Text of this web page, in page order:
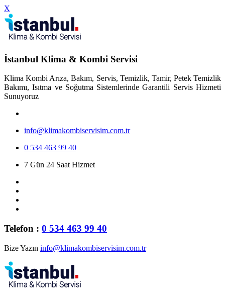
X
İstanbul Klima & Kombi Servisi
Klima Kombi Arıza, Bakım, Servis, Temizlik, Tamir, Petek Temizlik
Bakımı, Isıtma ve Soğutma Sistemlerinde Garantili Servis Hizmeti
Sunuyoruz
info@klimakombiservisim.com.tr
0 534 463 99 40
7 Gün 24 Saat Hizmet
Telefon : 0 534 463 99 40
Bize Yazın info@klimakombiservisim.com.tr